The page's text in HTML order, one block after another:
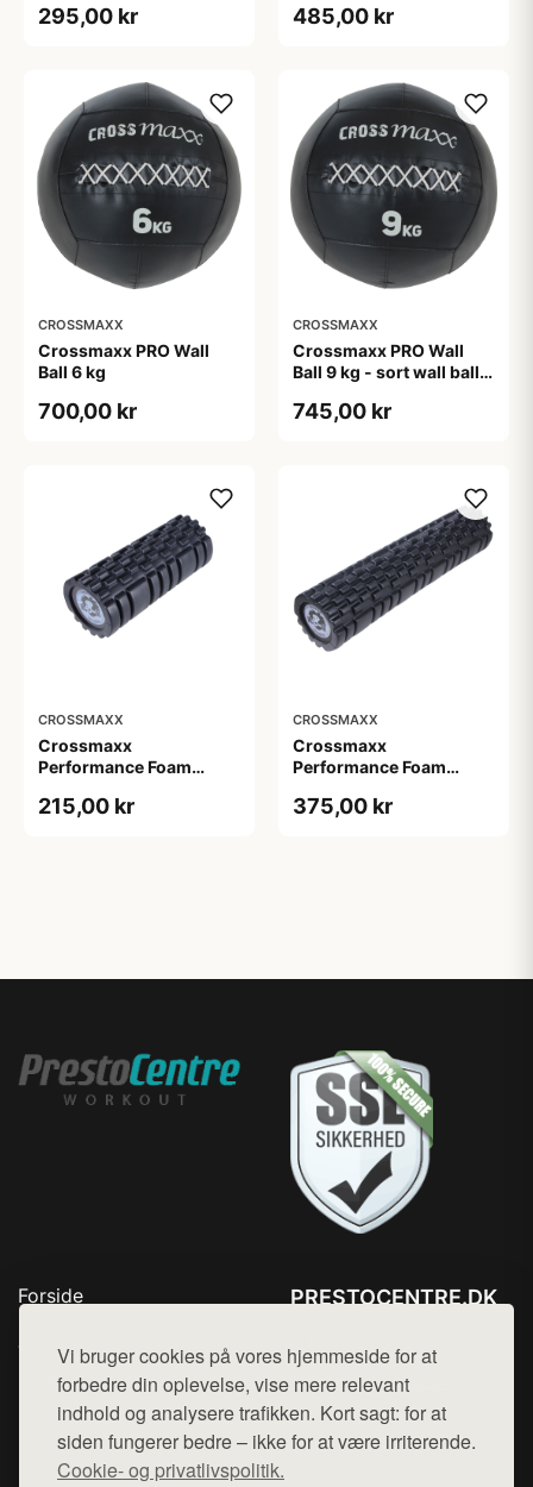
Vi bruger cookies på vores hjemmeside for at
forbedre din oplevelse, vise mere relevant
indhold og analysere trafikken. Kort sagt: for at
siden fungerer bedre – ikke for at være irriterende.
Cookie- og privatlivspolitik.
295,00 kr 485,00 kr
CROSSMAXX
Crossmaxx PRO Wall
Ball 6 kg
700,00 kr
CROSSMAXX
Crossmaxx PRO Wall
Ball 9 kg - sort wall ball
745,00 kr
CROSSMAXX
Crossmaxx
Performance Foam
215,00 kr
CROSSMAXX
Crossmaxx
Performance Foam
375,00 kr
Forside
Top Rabatter
Kontakt
PRESTOCENTRE.DK
Mail: hej@want.dk
Cookie- og privatlivspolitik